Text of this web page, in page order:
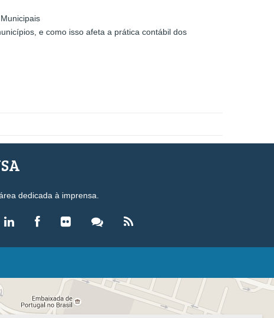
e como isso afeta a prática contábil dos
dedicada à imprensa.
LEGISLAÇÃO
Decretos-Lei